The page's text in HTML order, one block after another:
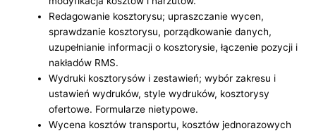
Redagowanie kosztorysu; upraszczanie wycen,
sprawdzanie kosztorysu, porządkowanie danych,
uzupełnianie informacji o kosztorysie, łączenie pozycji i
nakładów RMS.
Wydruki kosztorysów i zestawień; wybór zakresu i
ustawień wydruków, style wydruków, kosztorysy
ofertowe. Formularze nietypowe.
Wycena kosztów transportu, kosztów jednorazowych